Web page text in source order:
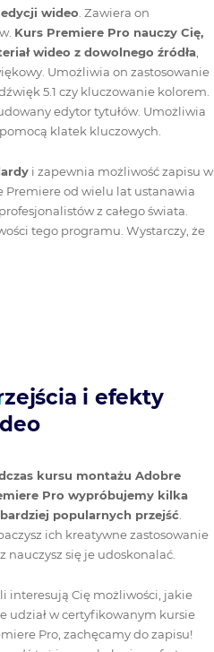
wideo . Zawiera on
Kurs Premiere Pro nauczy Cię,
wideo z dowolnego źródła
Umożliwia on zastosowanie
5.1 czy kluczowanie kolorem.
edytor tytułów. Umożliwia
klatek kluczowych.
i zapewnia możliwość zapisu w
od wielu lat ustanawia
z całego świata.
tego programu. Wystarczy, że
i efekty
kursu montażu Adobre
Pro wypróbujemy kilka
popularnych przejść.
ich kreatywne zastosowanie
nauczysz się je udoskonalać.
interesują Cię możliwości, jakie
udział w certyfikowanym kursie
Pro, zachęcamy do zapisu!